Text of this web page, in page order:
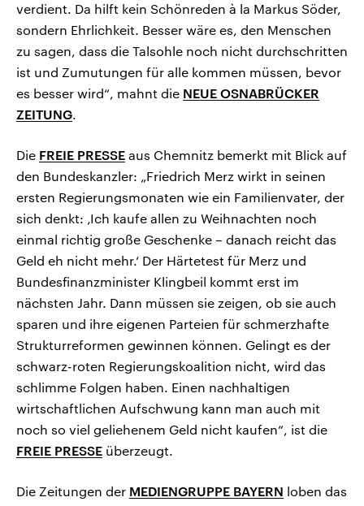
verdient. Da hilft kein Schönreden à la Markus Söder,
sondern Ehrlichkeit. Besser wäre es, den Menschen
zu sagen, dass die Talsohle noch nicht durchschritten
ist und Zumutungen für alle kommen müssen, bevor
es besser wird“, mahnt die NEUE OSNABRÜCKER
ZEITUNG.
Die FREIE PRESSE aus Chemnitz bemerkt mit Blick auf
den Bundeskanzler: „Friedrich Merz wirkt in seinen
ersten Regierungsmonaten wie ein Familienvater, der
sich denkt: ‚Ich kaufe allen zu Weihnachten noch
einmal richtig große Geschenke – danach reicht das
Geld eh nicht mehr.‘ Der Härtetest für Merz und
Bundesfinanzminister Klingbeil kommt erst im
nächsten Jahr. Dann müssen sie zeigen, ob sie auch
sparen und ihre eigenen Parteien für schmerzhafte
Strukturreformen gewinnen können. Gelingt es der
schwarz-roten Regierungskoalition nicht, wird das
schlimme Folgen haben. Einen nachhaltigen
wirtschaftlichen Aufschwung kann man auch mit
noch so viel geliehenem Geld nicht kaufen“, ist die
FREIE PRESSE überzeugt.
Die Zeitungen der MEDIENGRUPPE BAYERN loben das